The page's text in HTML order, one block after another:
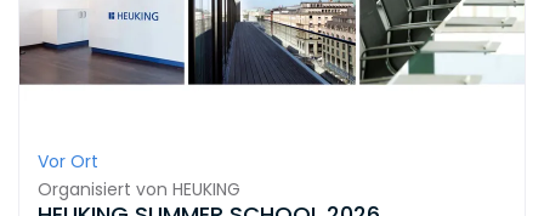
Vor Ort
Organisiert von HEUKING